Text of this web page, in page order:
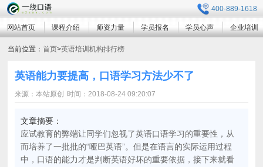
400-889-1618
网站首页 课程介绍 师资力量 学员报名 学员心声 企业培训
当前位置：首页>英语培训机构排行榜
英语能力要提高，口语学习方法少不了
来源：本站原创 时间：2018-08-24 09:20:07
文章摘要：
应试教育的弊端让同学们忽视了英语口语学习的重要性，从
而培养了一批批的“哑巴英语”。但是在语言的实际运用过程
中，口语的能力才是判断英语好坏的重要依据，接下来就看